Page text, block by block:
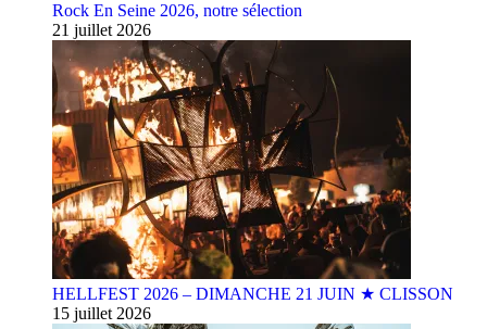
Rock En Seine 2026, notre sélection
21 juillet 2026
HELLFEST 2026 – DIMANCHE 21 JUIN ★ CLISSON
15 juillet 2026